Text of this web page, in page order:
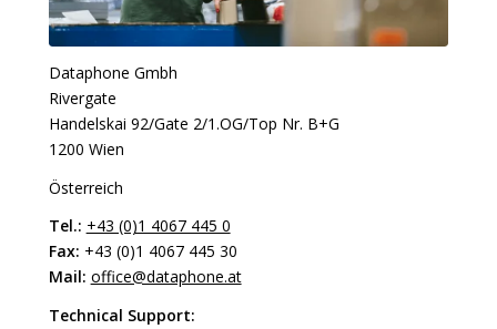
Dataphone Gmbh
Rivergate
​Handelskai 92/Gate 2/1.OG/Top Nr. B+G
​1200 Wien
Österreich
Tel.: +43 (0)1 4067 445 0
Fax: +43 (0)1 4067 445 30
Mail: office@dataphone.at
Technical Support: